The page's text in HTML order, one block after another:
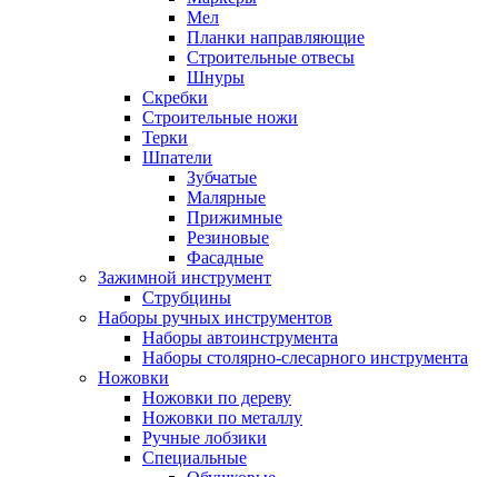
Мел
Планки направляющие
Строительные отвесы
Шнуры
Скребки
Строительные ножи
Терки
Шпатели
Зубчатые
Малярные
Прижимные
Резиновые
Фасадные
Зажимной инструмент
Струбцины
Наборы ручных инструментов
Наборы автоинструмента
Наборы столярно-слесарного инструмента
Ножовки
Ножовки по дереву
Ножовки по металлу
Ручные лобзики
Специальные